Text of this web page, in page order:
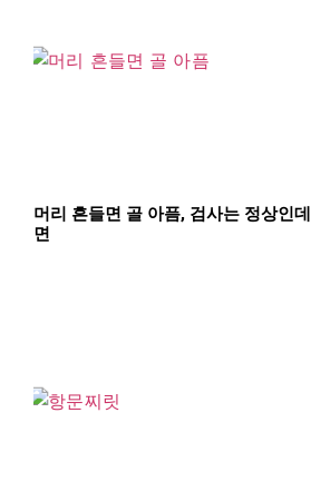
머리 흔들면 골 아픔, 검사는 정상인
면